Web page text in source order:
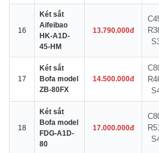
16
Két sắt
Aifeibao
HK-A1D-
45-HM
13.790.000đ
17
Két sắt
Bofa model
ZB-80FX
14.500.000đ
18
Két sắt
Bofa model
FDG-A1D-
80
17.000.000đ